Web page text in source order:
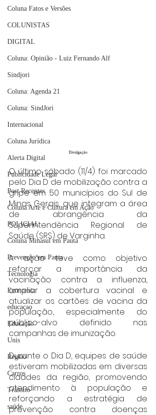
Coluna Fatos e Versões
COLUNISTAS
DIGITAL
Coluna: Opinião - Luiz Fernando Alf
Sindjori
Coluna: Agenda 21
Coluna: SindJori
Internacional
Coluna Jurídica
Alerta Digital
Publicidade Legal
Post Recentes
Coluna Arte e Cultura em Ação
POLICIAL
Coluna Minasul em Pauta
Prevenção em Pauta
Tecnologia
Economia
educaçao
Educação
Unis
Região
Carros
Trânsito
saúde
Divulgação
O último sábado (11/4) foi marcado
pelo Dia D de mobilização contra a
gripe em 50 municípios do Sul de
Minas Gerais, que integram a área
de abrangência da
Superintendência Regional de
Saúde (SRS) de Varginha.
A ação teve como objetivo
reforçar a importância da
vacinação contra a influenza,
ampliar a cobertura vacinal e
atualizar os cartões de vacina da
população, especialmente do
público-alvo definido nas
campanhas de imunização.
Durante o Dia D, equipes de saúde
estiveram mobilizadas em diversas
cidades da região, promovendo
atendimento à população e
reforçando a estratégia de
prevenção contra doenças